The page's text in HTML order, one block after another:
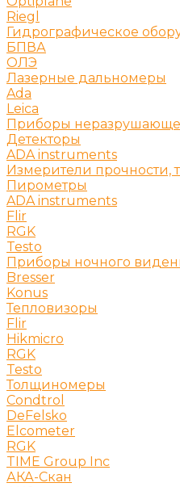
Riegl
Гидрографическое
БПВА
ОЛЭ
Лазерные дальномеры
Ada
Leica
Приборы
Детекторы
ADA instruments
Измерители прочности,
Пирометры
ADA instruments
Flir
RGK
Testo
Приборы ночного
Bresser
Konus
Тепловизоры
Flir
Hikmicro
RGK
Testo
Толщиномеры
Condtrol
DeFelsko
Elcometer
RGK
TIME Group Inc
АКА-Скан